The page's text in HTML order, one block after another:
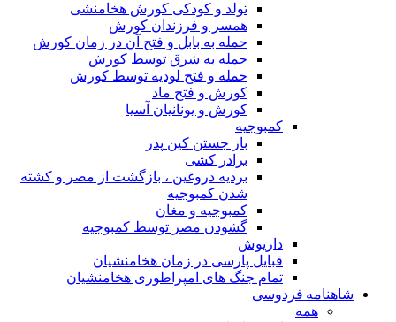
تولد و کودکی کورش هخامنشی
همسر و فرزندان کورش
حمله به بابل و فتح آن در زمان کورش
حمله به شرق توسط کورش
حمله و فتح لودیه توسط کورش
کورش و فتح ماد
کورش و یونانیان آسیا
کمبوجیه
باز جستن کین پدر
برادر کشی
بردیه دروغین ، بازگشت از مصر و کشته
شدن کمبوجیه
کمبوجیه و مغان
گشودن مصر توسط کمبوجیه
داریوش
قبایل پارسی در زمان هخامنشیان
تمام جنگ های امپراطوری هخامنشیان
شاهنامه فردوسی
همه